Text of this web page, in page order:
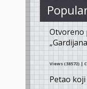
Otvoreno
Views (38572)|
Petao